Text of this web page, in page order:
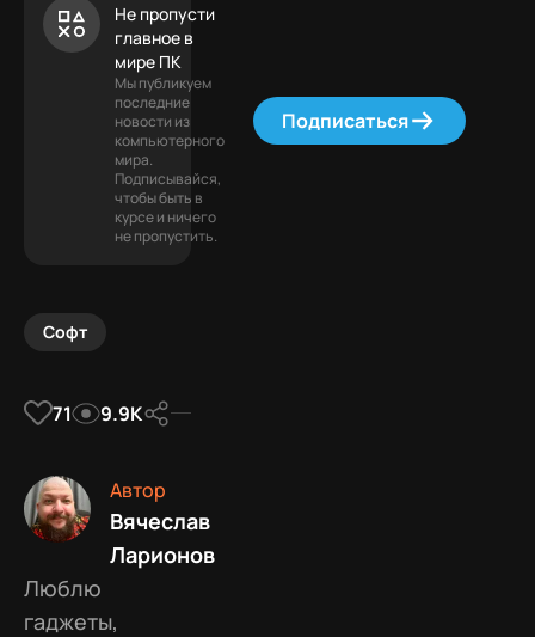
Не пропусти
главное в
мире ПК
Мы публикуем
последние
новости из
компьютерного
мира.
Подписывайся,
чтобы быть в
курсе и ничего
не пропустить.
Подписаться
Софт
71 9.9К
Автор
Вячеслав
Ларионов
Люблю
гаджеты,